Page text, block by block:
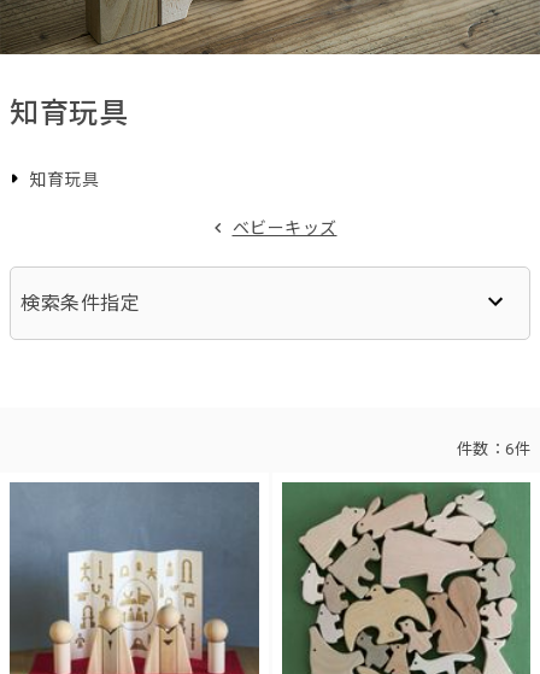
知育玩具
知育玩具
ベビーキッズ
検索条件指定
件数： 6件